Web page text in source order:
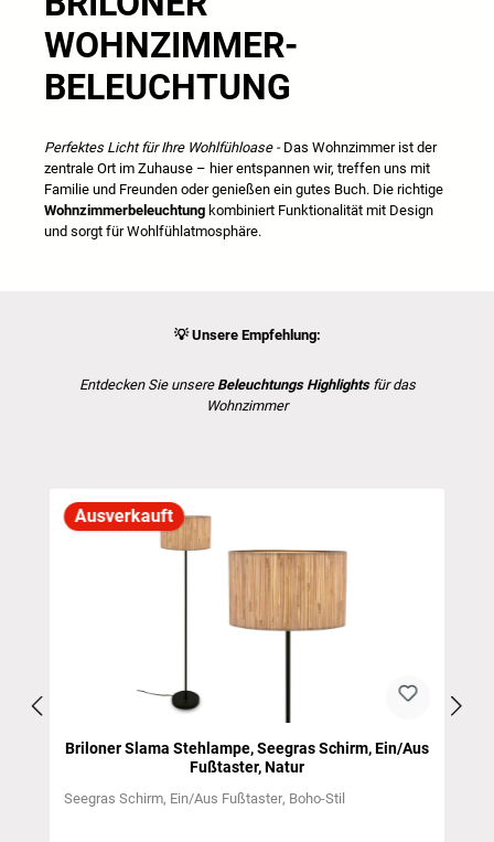
WOHNZIMMER-
BELEUCHTUNG
Perfektes Licht für Ihre Wohlfühloase - Das Wohnzimmer ist der
zentrale Ort im Zuhause – hier entspannen wir, treffen uns mit
Familie und Freunden oder genießen ein gutes Buch. Die richtige
Wohnzimmerbeleuchtung kombiniert Funktionalität mit Design
und sorgt für Wohlfühlatmosphäre.
💡Unsere Empfehlung:
Entdecken Sie unsere Beleuchtungs Highlightsfür das
Wohnzimmer
Ausverkauft
Briloner Slama Stehlampe, Seegras Schirm, Ein/Aus
Fußtaster, Natur
Seegras Schirm Ein/Aus Fußtaster Boho-Stil